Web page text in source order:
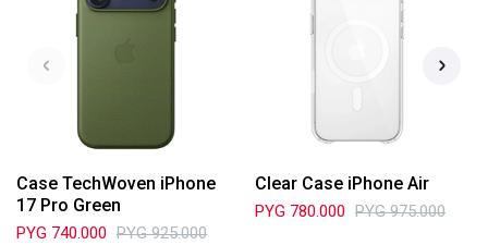
Case TechWoven iPhone
17 Pro Green
PYG 740.000 PYG 925.000
Clear Case iPhone Air
PYG 780.000 PYG 975.000